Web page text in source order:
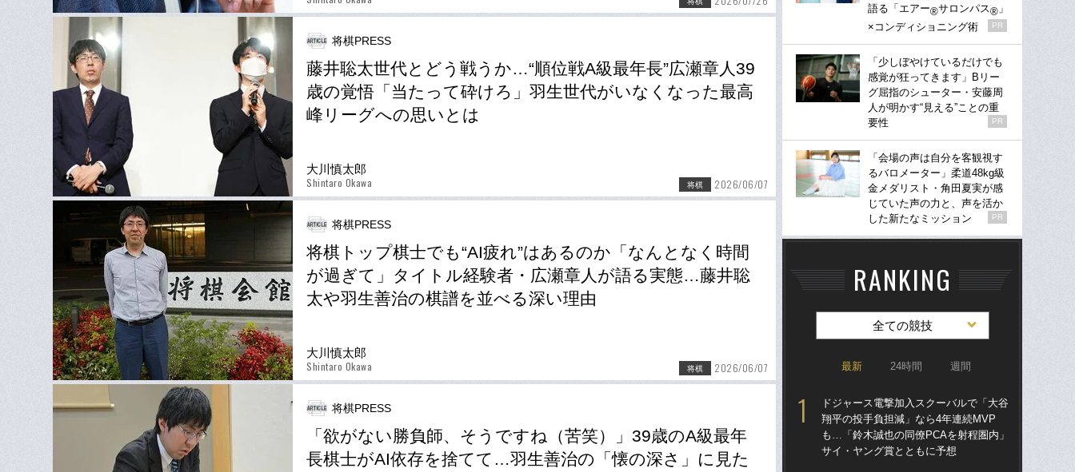
将棋PRESS
藤井聡太世代とどう戦うか…“順位戦A級最年長”広瀬章人39
歳の覚悟「当たって砕けろ」羽生世代がいなくなった最高
峰リーグへの思いとは
大川慎太郎
Shintaro Okawa 将棋 2026/06/07
将棋PRESS
将棋トップ棋士でも“AI疲れ”はあるのか「なんとなく時間
が過ぎて」タイトル経験者・広瀬章人が語る実態…藤井聡
太や羽生善治の棋譜を並べる深い理由
大川慎太郎
Shintaro Okawa 将棋 2026/06/07
将棋PRESS
「欲がない勝負師、そうですね（苦笑）」39歳のA級最年
長棋士がAI依存を捨てて…羽生善治の「懐の深さ」に見た
語る「エアー®サロンパス® 」
×コンディショニング術
PR
「少しぼやけているだけでも
感覚が狂ってきます」Bリー
グ屈指のシューター・安藤周
人が明かす“見える”ことの重
要性
PR
「会場の声は自分を客観視す
るバロメーター」柔道48kg級
金メダリスト・角田夏実が感
じていた声の力と、声を活か
した新たなミッション
PR
RANKING
全ての競技
最新 24時間 週間
ドジャース電撃加入スクーバルで「大谷
翔平の投手負担減」なら4年連続MVP
も…「鈴木誠也の同僚PCAを射程圏内」
サイ・ヤング賞とともに予想